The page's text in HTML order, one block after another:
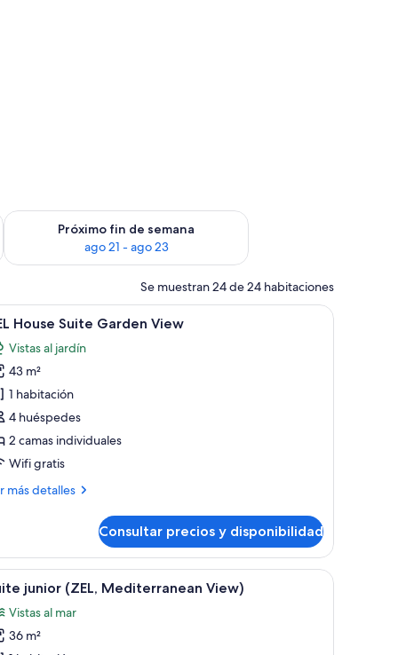
semana, ago 14 - ago 16
Próximo fin de semana
ago 21 - ago 23
Consulta la disponibilidad para el próximo fin de semana,
Se muestran 24 de 24 habitaciones
en un balcón con vistas a la costa.Una cama bien hecha con sábanas
9 House Suite Garden View
Vistas al jardín
43 m²
1 habitación
4 huéspedes
2 camas individuales
Wifi gratis
más detalles
Consultar precios y disponibilidad
con mesa y sillas, balcón con vistas a árboles, y lámpara colgante.
Habitación de hotel moderna con balcón,
10 junior (ZEL, Mediterranean View)
Vistas al mar
36 m²